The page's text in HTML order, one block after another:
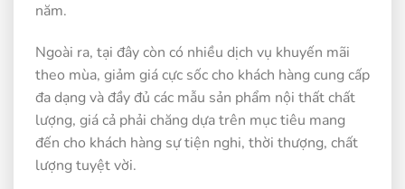
năm.
Ngoài ra, tại đây còn có nhiều dịch vụ khuyến mãi
theo mùa, giảm giá cực sốc cho khách hàng cung cấp
đa dạng và đầy đủ các mẫu sản phẩm nội thất chất
lượng, giá cả phải chăng dựa trên mục tiêu mang
đến cho khách hàng sự tiện nghi, thời thượng, chất
lượng tuyệt vời.